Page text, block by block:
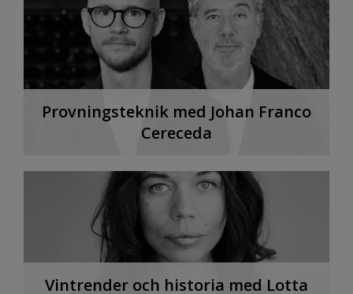
Provningsteknik med Johan Franco
Cereceda
Vintrender och historia med Lotta